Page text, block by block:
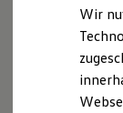
Batterie
sind, erkennen
Conformity
Neuwagenkauf
Wir